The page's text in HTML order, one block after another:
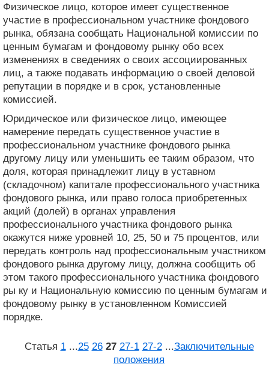
Физическое лицо, которое имеет существенное
участие в профессиональном участнике фондового
рынка, обязана сообщать Национальной комиссии по
ценным бумагам и фондовому рынку обо всех
изменениях в сведениях о своих ассоциированных
лиц, а также подавать информацию о своей деловой
репутации в порядке и в срок, установленные
комиссией.
Юридическое или физическое лицо, имеющее
намерение передать существенное участие в
профессиональном участнике фондового рынка
другому лицу или уменьшить ее таким образом, что
доля, которая принадлежит лицу в уставном
(складочном) капитале профессионального участника
фондового рынка, или право голоса приобретенных
акций (долей) в органах управления
профессионального участника фондового рынка
окажутся ниже уровней 10, 25, 50 и 75 процентов, или
передать контроль над профессиональным участником
фондового рынка другому лицу, должна сообщить об
этом такого профессионального участника фондового
ры ку и Национальную комиссию по ценным бумагам и
фондовому рынку в установленном Комиссией
порядке.
Статья 1 ...25 26 27 27‑1 27‑2 ...Заключительные
положения